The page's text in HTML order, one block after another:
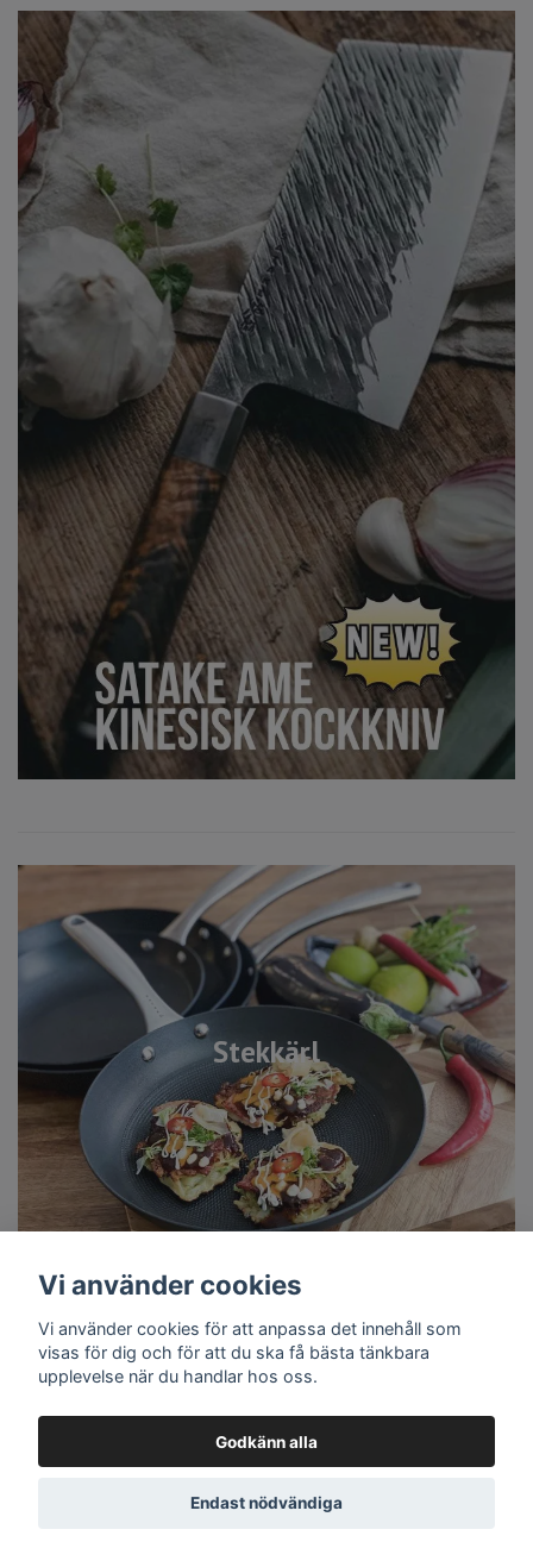
Stekkärl
Vi använder cookies
Vi använder cookies för att anpassa det innehåll som
visas för dig och för att du ska få bästa tänkbara
upplevelse när du handlar hos oss.
Godkänn alla
Endast nödvändiga